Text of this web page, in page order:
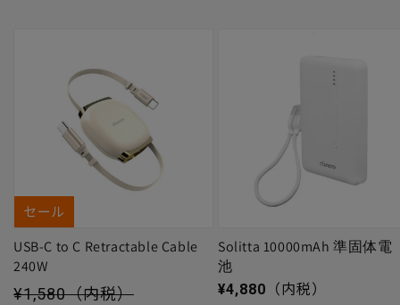
セール
USB-C to C Retractable Cable
240W
セール価格
¥1,580（内税）
Solitta 10000mAh 準固体電
池
通常価格
¥4,880 （内税）